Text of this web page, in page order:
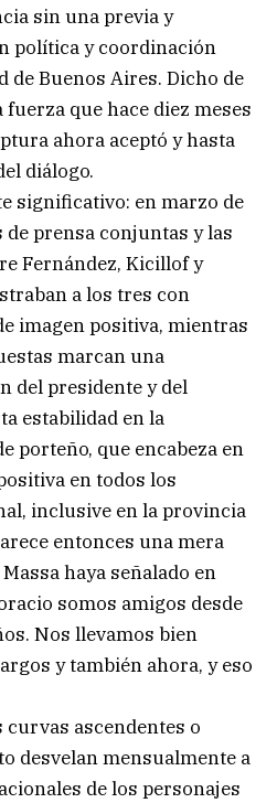
sin una previa y
política y coordinación
de Buenos Aires. Dicho de
que hace diez meses
ahora aceptó y hasta
diálogo.
significativo: en marzo de
prensa conjuntas y las
Fernández, Kicillof y
a los tres con
imagen positiva, mientras
marcan una
del presidente y del
estabilidad en la
porteño, que encabeza en
en todos los
inclusive en la provincia
entonces una mera
haya señalado en
somos amigos desde
Nos llevamos bien
y también ahora, y eso
curvas ascendentes o
desvelan mensualmente a
de los personajes